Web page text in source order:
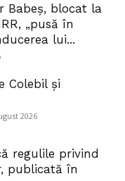
Babeș, blocat la
„pusă în
lui...
Colebil și
2026
regulile privind
publicată în